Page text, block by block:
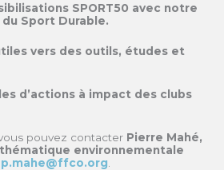
SPORT50 avec notre
Sport Durable.
vers des outils, études et
d’actions à impact des clubs
pouvez contacter Pierre Mahé,
environnementale
p.mahe@ffco.org